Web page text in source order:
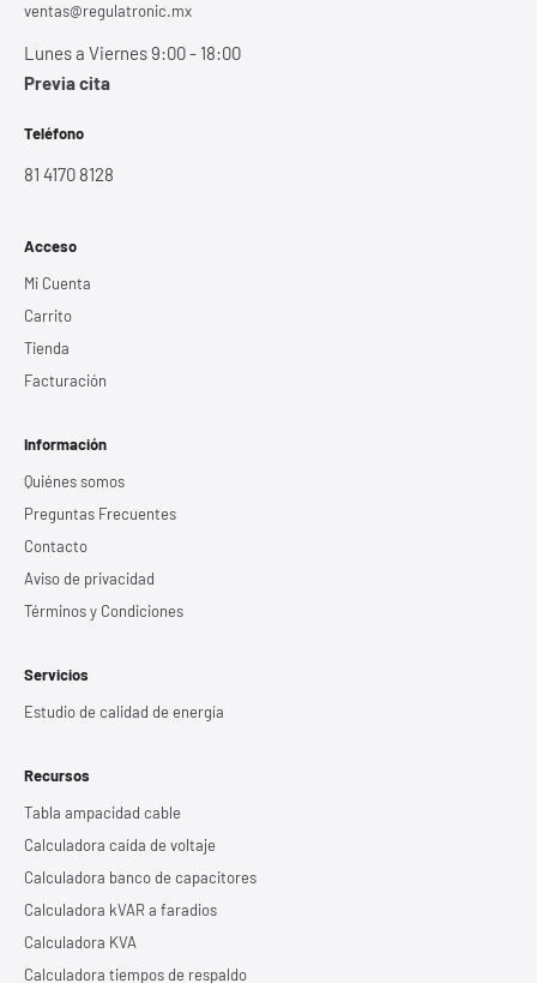
ventas@regulatronic.mx
Lunes a Viernes 9:00 - 18:00
Previa cita
Teléfono
81 4170 8128
Acceso
Mi Cuenta
Carrito
Tienda
Facturación
Información
Quiénes somos
Preguntas Frecuentes
Contacto
Aviso de privacidad
Términos y Condiciones
Servicios
Estudio de calidad de energía
Recursos
Tabla ampacidad cable
Calculadora caída de voltaje
Calculadora banco de capacitores
Calculadora kVAR a faradios
Calculadora KVA
Calculadora tiempos de respaldo